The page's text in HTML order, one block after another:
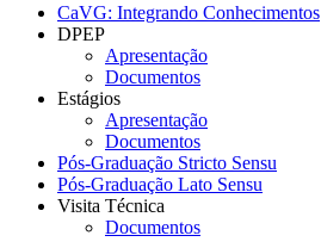
CaVG: Integrando Conhecimentos
DPEP
Apresentação
Documentos
Estágios
Apresentação
Documentos
Pós-Graduação Stricto Sensu
Pós-Graduação Lato Sensu
Visita Técnica
Documentos